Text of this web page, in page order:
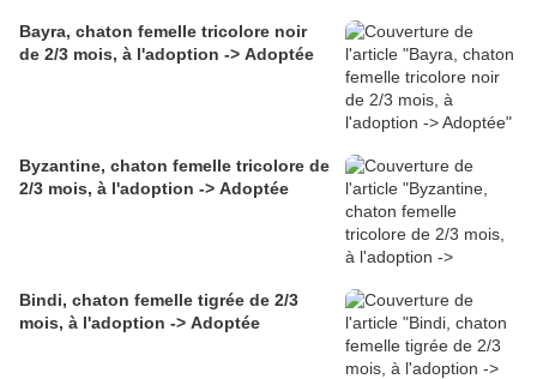
Bayra, chaton femelle tricolore noir
de 2/3 mois, à l'adoption -> Adoptée
Byzantine, chaton femelle tricolore de
2/3 mois, à l'adoption -> Adoptée
Bindi, chaton femelle tigrée de 2/3
mois, à l'adoption -> Adoptée